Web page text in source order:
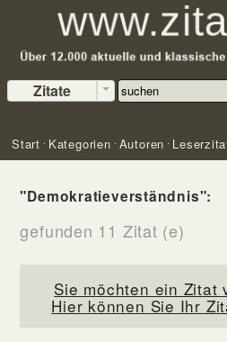
Zitate
Start Kategorien Autoren
"Demokratieverständnis":
gefunden 11 Zitat (e)
Sie möchten ein Zitat
Hier können Sie Ihr